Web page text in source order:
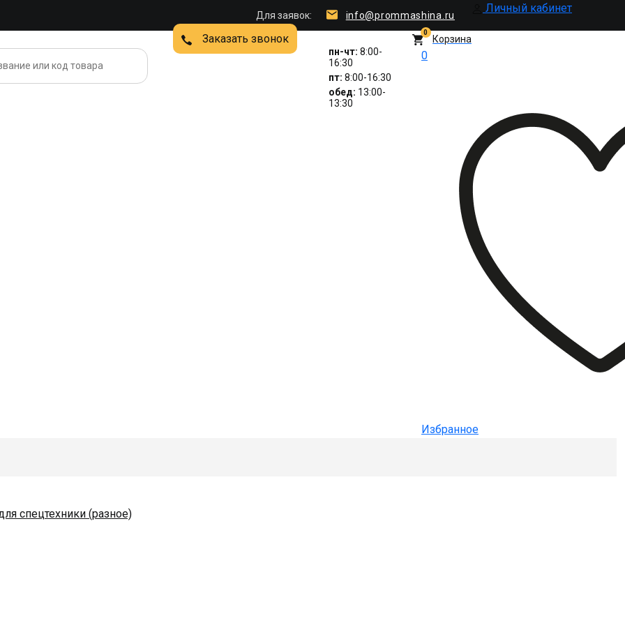
info@prommashina.ru
Для заявок:
Личный кабинет
Заказать звонок
пн-чт: 8:00-
16:30
пт: 8:00-16:30
обед: 13:00-
13:30
0
Корзина
0
Избранное
спецтехники (разное)